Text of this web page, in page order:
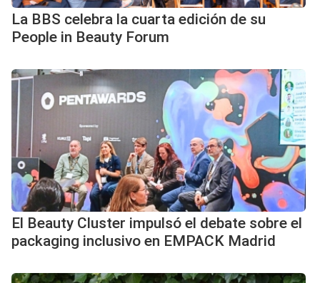
La BBS celebra la cuarta edición de su
People in Beauty Forum
El Beauty Cluster impulsó el debate sobre el
packaging inclusivo en EMPACK Madrid